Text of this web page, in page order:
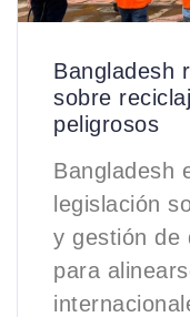
Bangladesh
sobre
peligrosos
Bangladesh
legislación
y gestión de
para